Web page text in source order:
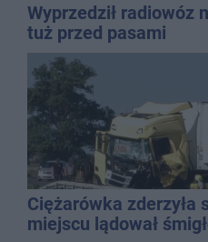
Wyprzedził radiowóz
tuż przed pasami
Ciężarówka zderzyła
miejscu lądował